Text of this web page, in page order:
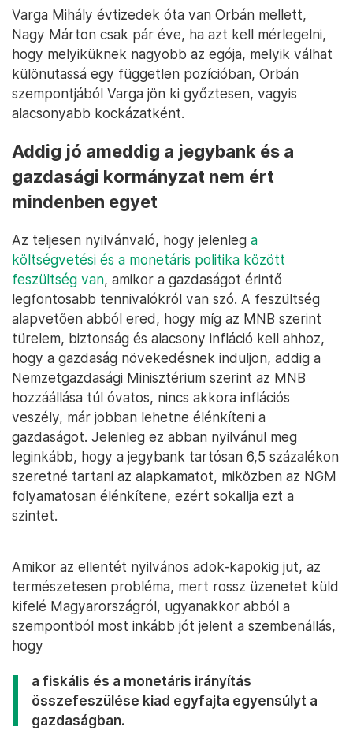
Varga Mihály évtizedek óta van Orbán mellett,
Nagy Márton csak pár éve, ha azt kell mérlegelni,
hogy melyiküknek nagyobb az egója, melyik válhat
különutassá egy független pozícióban, Orbán
szempontjából Varga jön ki győztesen, vagyis
alacsonyabb kockázatként.
Addig jó ameddig a jegybank és a
gazdasági kormányzat nem ért
mindenben egyet
Az teljesen nyilvánvaló, hogy jelenleg a
költségvetési és a monetáris politika között
feszültség van, amikor a gazdaságot érintő
legfontosabb tennivalókról van szó. A feszültség
alapvetően abból ered, hogy míg az MNB szerint
türelem, biztonság és alacsony infláció kell ahhoz,
hogy a gazdaság növekedésnek induljon, addig a
Nemzetgazdasági Minisztérium szerint az MNB
hozzáállása túl óvatos, nincs akkora inflációs
veszély, már jobban lehetne élénkíteni a
gazdaságot. Jelenleg ez abban nyilvánul meg
leginkább, hogy a jegybank tartósan 6,5 százalékon
szeretné tartani az alapkamatot, miközben az NGM
folyamatosan élénkítene, ezért sokallja ezt a
szintet.
Amikor az ellentét nyilvános adok-kapokig jut, az
természetesen probléma, mert rossz üzenetet küld
kifelé Magyarországról, ugyanakkor abból a
szempontból most inkább jót jelent a szembenállás,
hogy
a fiskális és a monetáris irányítás
összefeszülése kiad egyfajta egyensúlyt a
gazdaságban.